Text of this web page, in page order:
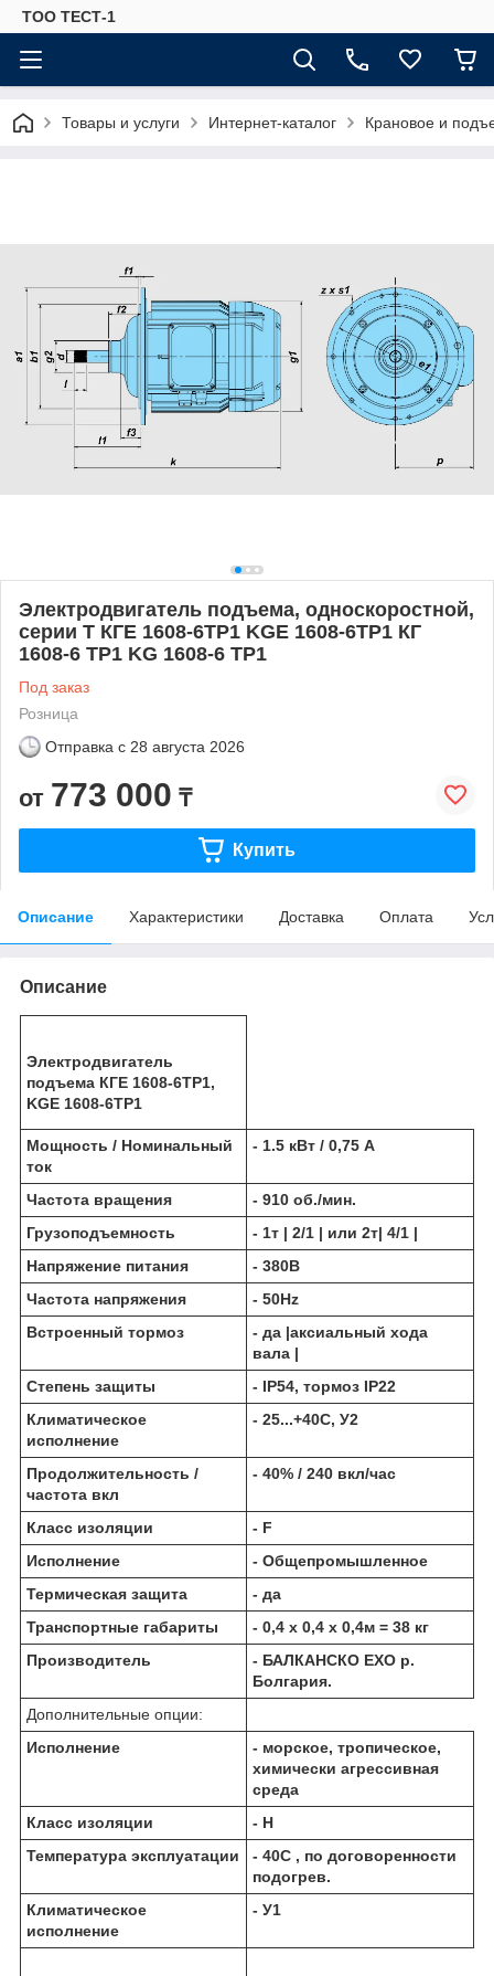
ТОО ТЕСТ-1
Товары и услуги Интернет-каталог Крановое и
Электродвигатель подъема, односкоростной,
серии T КГЕ 1608-6ТР1 KGE 1608-6TP1 КГ
1608-6 ТР1 KG 1608-6 TP1
Под заказ
Розница
Отправка с 28 августа 2026
от 773 000 ₸
Купить
Описание Характеристики Доставка Оплата
Описание
Электродвигатель
подъема КГЕ 1608-6ТР1,
KGE 1608-6TP1
Мощность / Номинальный
ток
- 1.5 кВт / 0,75 А
Частота вращения
- 910 об./мин.
Грузоподъемность
- 1т | 2/1 | или 2т| 4/1 |
Напряжение питания
- 380В
Частота напряжения
- 50Hz
Встроенный тормоз
- да |аксиальный хода
вала |
Степень защиты
- IP54, тормоз IP22
Климатическое
исполнение
- 25...+40С, У2
Продолжительность /
частота вкл
- 40% / 240 вкл/час
Класс изоляции
- F
Исполнение
- Общепромышленное
Термическая защита
- да
Транспортные габариты
- 0,4 х 0,4 х 0,4м = 38 кг
Производитель
- БАЛКАНCКО ЕХО р.
Болгария.
Дополнительные опции:
Исполнение
- морское, тропическое,
химически агрессивная
среда
Класс изоляции
- Н
Температура эксплуатации
- 40С , по договоренности
подогрев.
Климатическое
исполнение
- У1